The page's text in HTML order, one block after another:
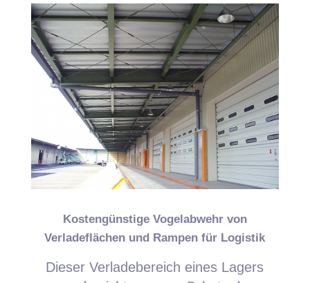
Kostengünstige Vogelabwehr von
Verladeflächen und Rampen für Logistik
Dieser Verladebereich eines Lagers